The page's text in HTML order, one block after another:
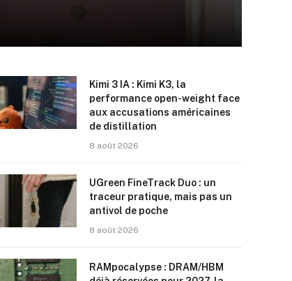
Kimi 3 IA : Kimi K3, la
performance open-weight face
aux accusations américaines
de distillation
8 août 2026
UGreen FineTrack Duo : un
traceur pratique, mais pas un
antivol de poche
8 août 2026
RAMpocalypse : DRAM/HBM